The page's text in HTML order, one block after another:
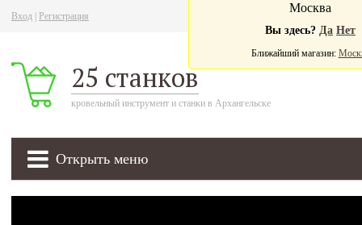
Вход Регистрация
25 станков
кровельный инструмент и станки в Архангельске
Открыть меню
Москва
Вы здесь? Да Нет
Ближайший магазин: